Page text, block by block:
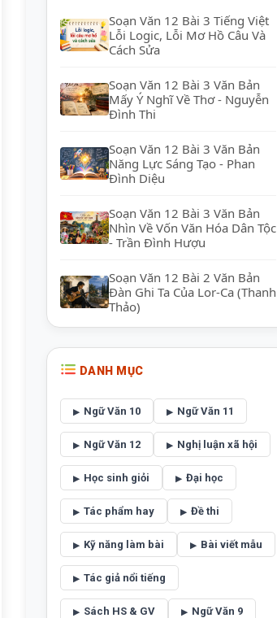
Soạn Văn 12 Bài 3 Tiếng Việt
Lỗi Logic, Lỗi Mơ Hồ Câu Và
Cách Sửa
Soạn Văn 12 Bài 3 Văn Bản
Mấy Ý Nghĩ Về Thơ - Nguyễn
Đình Thi
Soạn Văn 12 Bài 3 Văn Bản
Năng Lực Sáng Tạo - Phan
Đình Diệu
Soạn Văn 12 Bài 3 Văn Bản
Nhìn Về Vốn Văn Hóa Dân Tộc
- Trần Đình Hượu
Soạn Văn 12 Bài 2 Văn Bản
Đàn Ghi Ta Của Lor-Ca (Thanh
Thảo)
DANH MỤC
Ngữ Văn 10 Ngữ Văn 11
Ngữ Văn 12 Nghị luận xã hội
Học sinh giỏi Đại học
Tác phẩm hay Đề thi
Kỹ năng làm bài Bài viết mẫu
Tác giả nổi tiếng
Sách HS & GV Ngữ Văn 9